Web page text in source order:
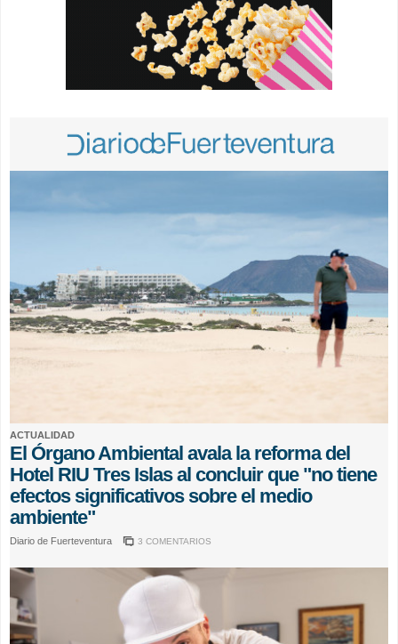
ACTUALIDAD
El Órgano Ambiental avala la reforma del
Hotel RIU Tres Islas al concluir que "no tiene
efectos significativos sobre el medio
ambiente"
Diario de Fuerteventura 3 COMENTARIOS